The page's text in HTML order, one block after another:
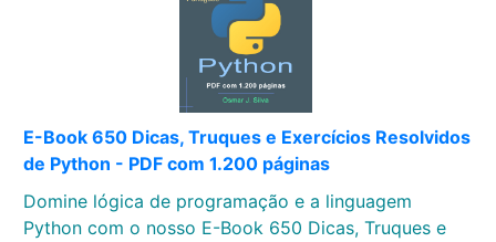
E-Book 650 Dicas, Truques e Exercícios Resolvidos
de Python - PDF com 1.200 páginas
Domine lógica de programação e a linguagem
Python com o nosso E-Book 650 Dicas, Truques e